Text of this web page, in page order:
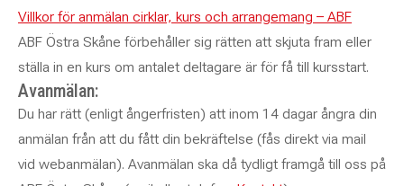
Villkor för anmälan cirklar, kurs och arrangemang – ABF
ABF Östra Skåne förbehåller sig rätten att skjuta fram eller
ställa in en kurs om antalet deltagare är för få till kursstart.
Avanmälan:
Du har rätt (enligt ångerfristen) att inom 14 dagar ångra din
anmälan från att du fått din bekräftelse (fås direkt via mail
vid webanmälan). Avanmälan ska då tydligt framgå till oss på